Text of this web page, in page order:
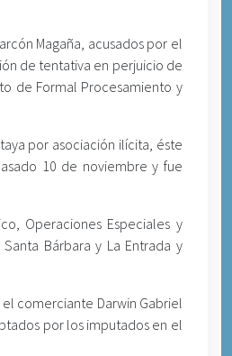
Magaña, acusados por el
de tentativa en perjuicio de
de Formal Procesamiento y
por asociación ilícita, éste
10 de noviembre y fue
Operaciones Especiales y
Bárbara y La Entrada y
comerciante Darwin Gabriel
por los imputados en el